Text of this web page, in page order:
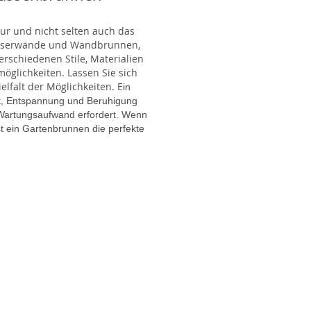
und nicht selten auch das
und Wandbrunnen,
Stile, Materialien
Lassen Sie sich
der Möglichkeiten. Ein
Entspannung und Beruhigung
erfordert. Wenn
ein Gartenbrunnen die perfekte